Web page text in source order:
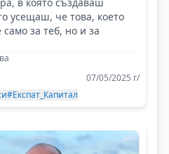
усещаш, че това, което
за теб, но и за
07/05/2025 г/
#Експат_Капитал